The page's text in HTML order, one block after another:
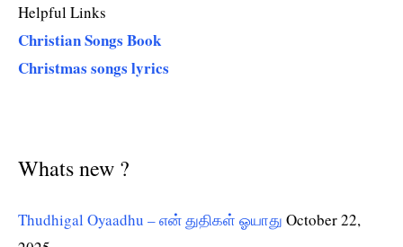
Helpful Links
Christian Songs Book
Christmas songs lyrics
Whats new ?
Thudhigal Oyaadhu – என் துதிகள் ஓயாது October 22,